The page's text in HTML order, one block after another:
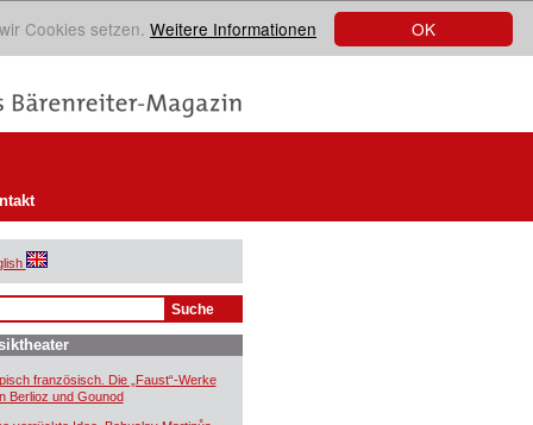
OK
Cookies setzen. Weitere Informationen
französisch. Die „Faust“-Werke
Berlioz und Gounod